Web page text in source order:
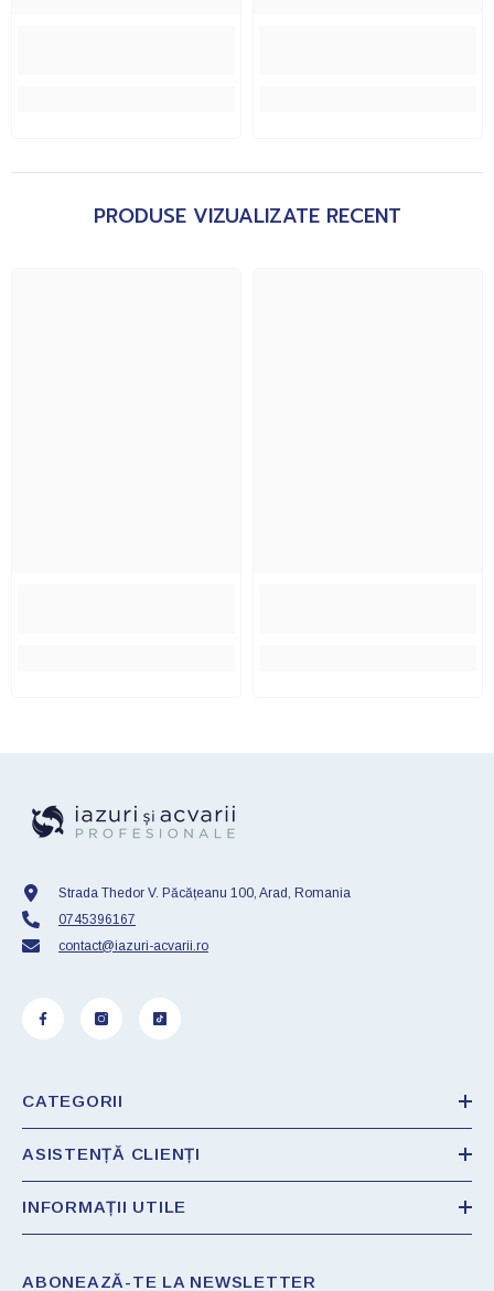
PRODUSE VIZUALIZATE RECENT
Strada Thedor V. Păcățeanu 100, Arad, Romania
0745396167
contact@iazuri-acvarii.ro
CATEGORII
ASISTENȚĂ CLIENȚI
INFORMAȚII UTILE
ABONEAZĂ-TE LA NEWSLETTER